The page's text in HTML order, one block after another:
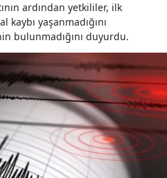
ardından yetkililer, ilk
yaşanmadığını
bulunmadığını duyurdu.